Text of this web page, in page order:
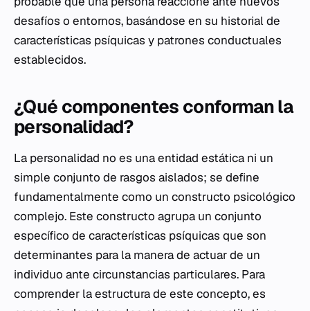
desafíos o entornos, basándose en su historial de
características psíquicas y patrones conductuales
establecidos.
¿Qué componentes conforman la
personalidad?
La personalidad no es una entidad estática ni un
simple conjunto de rasgos aislados; se define
fundamentalmente como un constructo psicológico
complejo. Este constructo agrupa un conjunto
específico de características psíquicas que son
determinantes para la manera de actuar de un
individuo ante circunstancias particulares. Para
comprender la estructura de este concepto, es